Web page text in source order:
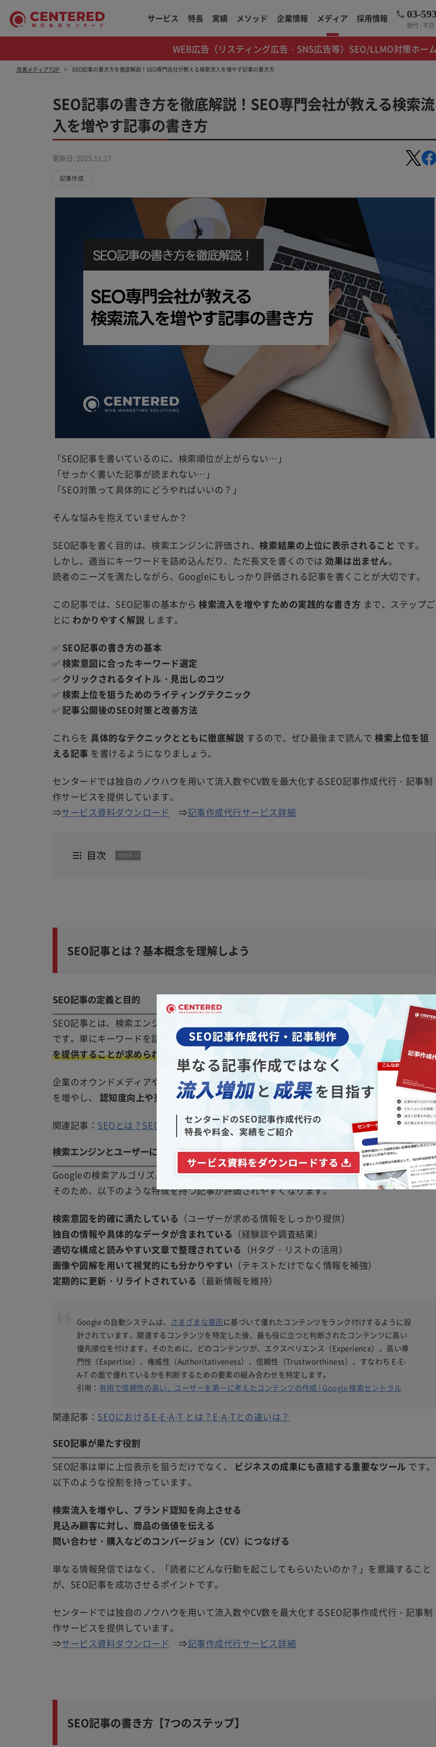
サービス 特長 実績 メソッド 企業情報 メディア
WEB広告（リスティング広告・SNS広告等） SEO/LLMO対策ホー
採用情報 03-
受付 : 平
改善メディアTOP SEO記事の書き方を徹底解説！SEO専門会社が教える検索流入を増やす記事の書き方
SEO記事の書き方を徹底解説！SEO専門会社が教える検索流
入を増やす記事の書き方
更新日: 2025.11.17
記事作成
「SEO記事を書いているのに、検索順位が上がらない…」
「せっかく書いた記事が読まれない…」
「SEO対策って具体的にどうやればいいの？」
そんな悩みを抱えていませんか？
SEO記事を書く目的は、検索エンジンに評価され、検索結果の上位に表示されること です。
しかし、適当にキーワードを詰め込んだり、ただ長文を書くのでは効果は出ません。
読者のニーズを満たしながら、Googleにもしっかり評価される記事を書くことが大切です。
この記事では、SEO記事の基本から検索流入を増やすための実践的な書き方 まで、ステップご
とに わかりやすく解説 します。
✅ SEO記事の書き方の基本
✅検索意図に合ったキーワード選定
✅ クリックされるタイトル・見出しのコツ
✅検索上位を狙うためのライティングテクニック
✅記事公開後のSEO対策と改善方法
これらを 具体的なテクニックとともに徹底解説 するので、ぜひ最後まで読んで検索上位を狙
える記事 を書けるようになりましょう。
センタードでは独自のノウハウを用いて流入数やCV数を最大化するSEO記事作成代行・記事制
作サービスを提供しています。
⇒サービス資料ダウンロード ⇒記事作成代行サービス詳細
目次
SEO記事とは？基本概念を理解しよう
SEO記事の定義と目的
SEO記事とは、検索エンジンで上位表示されることを目的として作成されるコンテンツのこと
です。単にキーワードを詰め込んだ記事ではなく、ユーザーの検索意図を満たし、有益な情報
を提供することが求められます。
企業のオウンドメディアやブログでは、SEO記事を活用することで、検索エンジンからの流入
を増やし、 認知度向上や売上アップに貢献することができます。
関連記事： SEOとは？SEO対策の基本とやり方までを解説
検索エンジンとユーザーに評価される記事の特徴
Googleの検索アルゴリズムは
E-E-A-T（経験・専門性・権威性・信頼性）を重視しています
そのため、以下のような特徴を持つ記事が評価されやすくなります。
検索意図を的確に満たしている （ユーザーが求める情報をしっかり提供）
独自の情報や具体的なデータが含まれている （経験談や調査結果）
適切な構成と読みやすい文章で整理されている （Hタグ・リストの活用）
画像や図解を用いて視覚的にも分かりやすい （テキストだけでなく情報を補強）
定期的に更新・リライトされている （最新情報を維持）
Google の自動システムは、 さまざまな要因に基づいて優れたコンテンツをランク付けするように設
計されています。関連するコンテンツを特定した後、最も役に立つと判断されたコンテンツに高い
優先順位を付けます。そのために、どのコンテンツが、エクスペリエンス（Experience）、高い専
門性（Expertise）、権威性（Authoritativeness）、信頼性（Trustworthiness）、すなわち E-E-
A-T の面で優れているかを判断するための要素の組み合わせを特定します。
引用： 有用で信頼性の高い、ユーザーを第一に考えたコンテンツの作成 | Google 検索セントラル
関連記事： SEOにおけるE-E-A-T とは？E-A-Tとの違いは？
SEO記事が果たす役割
SEO記事は単に上位表示を狙うだけでなく、
ビジネスの成果にも直結する重要なツール です。
以下のような役割を持っています。
検索流入を増やし、ブランド認知を向上させる
見込み顧客に対し、商品の価値を伝える
問い合わせ・購入などのコンバージョン（CV）につなげる
単なる情報発信ではなく、「読者にどんな行動を起こしてもらいたいのか？」を意識すること
が、SEO記事を成功させるポイントです。
センタードでは独自のノウハウを用いて流入数やCV数を最大化するSEO記事作成代行・記事制
作サービスを提供しています。
⇒サービス資料ダウンロード ⇒記事作成代行サービス詳細
SEO記事の書き方【7つのステップ】